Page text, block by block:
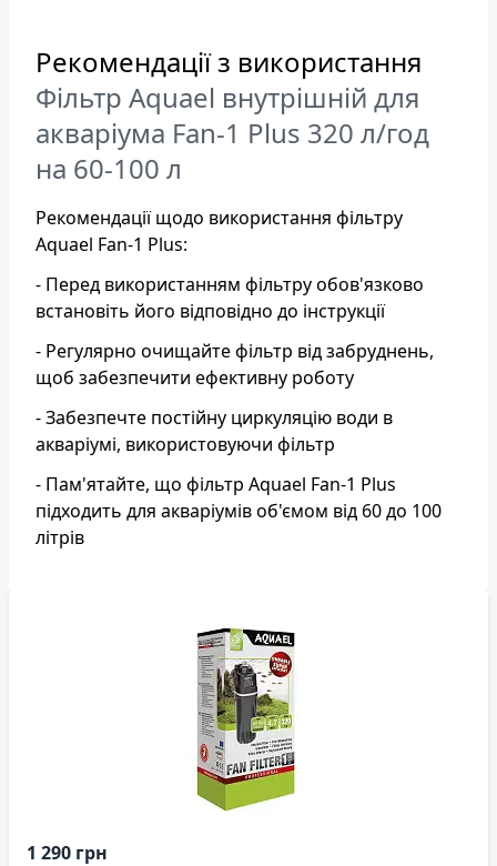
Рекомендації з використання
Фільтр Aquael внутрішній для
акваріума Fan-1 Plus 320 л/год
на 60-100 л
Рекомендації щодо використання фільтру
Aquael Fan-1 Plus:
- Перед використанням фільтру обов'язково
встановіть його відповідно до інструкції
- Регулярно очищайте фільтр від забруднень,
щоб забезпечити ефективну роботу
- Забезпечте постійну циркуляцію води в
акваріумі, використовуючи фільтр
- Пам'ятайте, що фільтр Aquael Fan-1 Plus
підходить для акваріумів об'ємом від 60 до 100
літрів
1 290 грн